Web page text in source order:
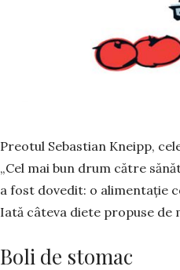
Preotul Sebastian Kneipp,
„Cel mai bun drum către
a fost dovedit: o ali­men­tație
Iată câteva diete propuse
Boli de stomac